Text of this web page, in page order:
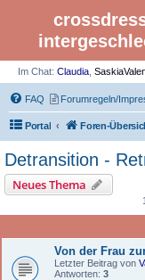
Im Chat: Claudia
FAQ Forumregeln/
Portal Foren-
Detransition -
Neues Thema
Von der Frau
Letzter Beitrag von
Antworten: 3